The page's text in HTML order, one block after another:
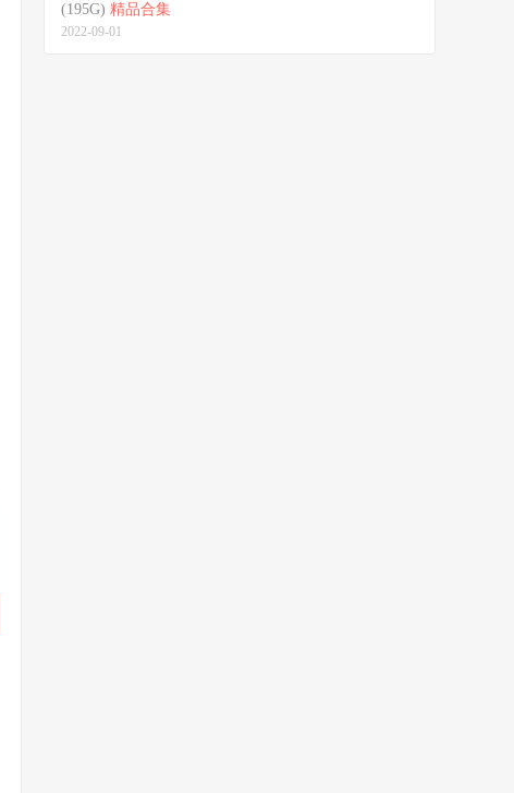
(195G) 精品合集
2022-09-01